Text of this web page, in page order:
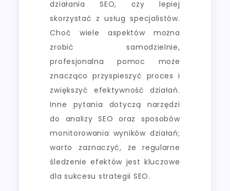
działania SEO, czy lepiej
skorzystać z usług specjalistów.
Choć wiele aspektów można
zrobić samodzielnie,
profesjonalna pomoc może
znacząco przyspieszyć proces i
zwiększyć efektywność działań.
Inne pytania dotyczą narzędzi
do analizy SEO oraz sposobów
monitorowania wyników działań;
warto zaznaczyć, że regularne
śledzenie efektów jest kluczowe
dla sukcesu strategii SEO.